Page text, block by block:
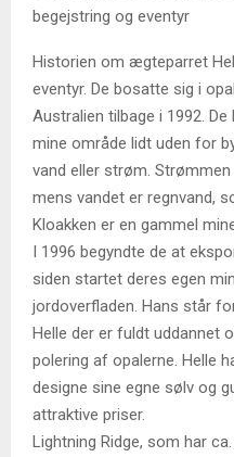
begejstring og eventyr
Historien om ægteparret
eventyr. De bosatte sig i
Australien tilbage i 1992.
mine område lidt uden for
vand eller strøm.
mens vandet er regnvand,
Kloakken er en gammel
I 1996 begyndte de at
siden startet deres egen
jordoverfladen. Hans står
Helle der er fuldt uddannet
polering af opalerne. Helle
designe sine egne sølv og
attraktive priser.
Lightning Ridge, som har